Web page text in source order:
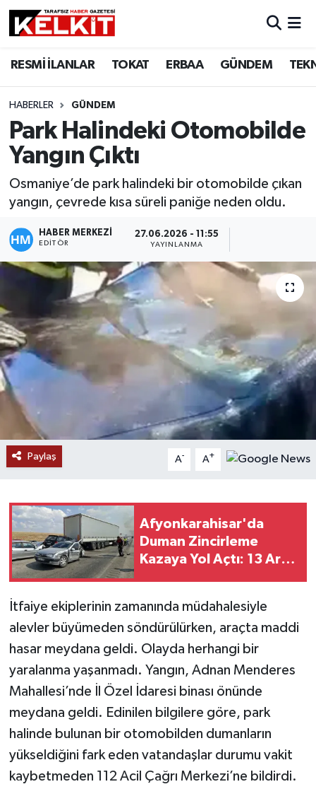
RESMİ İLANLAR TOKAT ERBAA GÜNDEM
HABERLER GÜNDEM
Park Halindeki Otomobilde
Yangın Çıktı
Osmaniye’de park halindeki bir otomobilde çıkan
yangın, çevrede kısa süreli paniğe neden oldu.
HABER MERKEZİ
EDITÖR
27.06.2026 - 11:55
YAYINLANMA
Paylaş A- A+
Afyonkarahisar'da
Duman Zincirleme
Kazaya Yol Açtı: 13 Araç
İtfaiye ekiplerinin zamanında müdahalesiyle
alevler büyümeden söndürülürken, araçta maddi
hasar meydana geldi. Olayda herhangi bir
yaralanma yaşanmadı. Yangın, Adnan Menderes
Mahallesi’nde İl Özel İdaresi binası önünde
meydana geldi. Edinilen bilgilere göre, park
halinde bulunan bir otomobilden dumanların
yükseldiğini fark eden vatandaşlar durumu vakit
kaybetmeden 112 Acil Çağrı Merkezi’ne bildirdi.